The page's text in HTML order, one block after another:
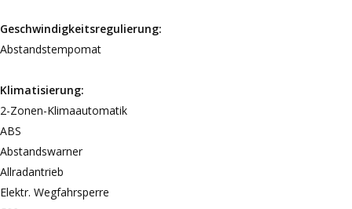
Geschwindigkeitsregulierung:
Abstandstempomat
Klimatisierung:
2-Zonen-Klimaautomatik
ABS
Abstandswarner
Allradantrieb
Elektr. Wegfahrsperre